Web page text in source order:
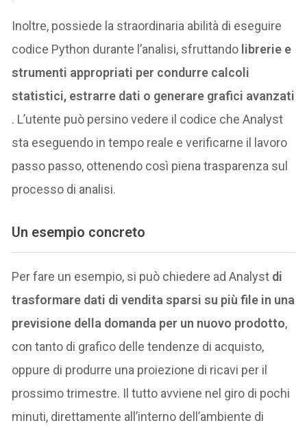
Inoltre, possiede la straordinaria abilità di eseguire
codice Python durante l’analisi, sfruttando librerie e
strumenti appropriati per condurre calcoli
statistici, estrarre dati o generare grafici avanzati​
. L’utente può persino vedere il codice che Analyst
sta eseguendo in tempo reale e verificarne il lavoro
passo passo, ottenendo così piena trasparenza sul
processo di analisi.
Un esempio concreto
Per fare un esempio, si può chiedere ad Analyst di
trasformare dati di vendita sparsi su più file in una
previsione della domanda per un nuovo prodotto,
con tanto di grafico delle tendenze di acquisto,
oppure di produrre una proiezione di ricavi per il
prossimo trimestre​. Il tutto avviene nel giro di pochi
minuti, direttamente all’interno dell’ambiente di